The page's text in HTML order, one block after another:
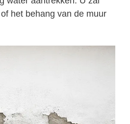
het behang van de muur